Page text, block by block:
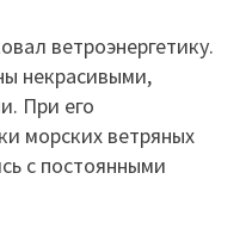
ветроэнергетику.
некрасивыми,
При его
морских ветряных
с постоянными